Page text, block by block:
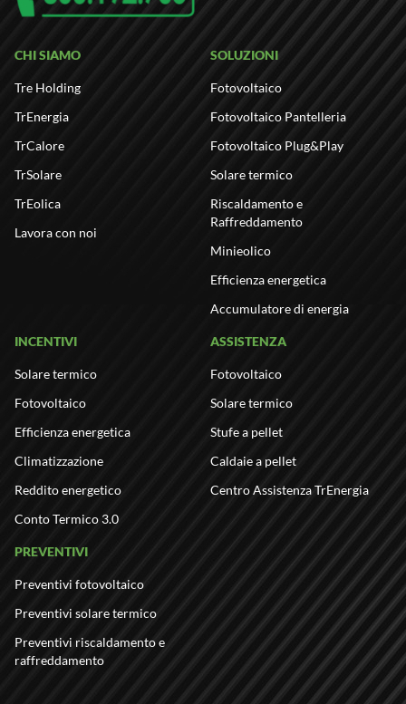
CHI SIAMO
Tre Holding
TrEnergia
TrCalore
TrSolare
TrEolica
Lavora con noi
SOLUZIONI
Fotovoltaico
Fotovoltaico Pantelleria
Fotovoltaico Plug&Play
Solare termico
Riscaldamento e
Raffreddamento
Minieolico
Efficienza energetica
Accumulatore di energia
INCENTIVI
Solare termico
Fotovoltaico
Efficienza energetica
Climatizzazione
Reddito energetico
Conto Termico 3.0
ASSISTENZA
Fotovoltaico
Solare termico
Stufe a pellet
Caldaie a pellet
Centro Assistenza TrEnergia
PREVENTIVI
Preventivi fotovoltaico
Preventivi solare termico
Preventivi riscaldamento e
raffreddamento